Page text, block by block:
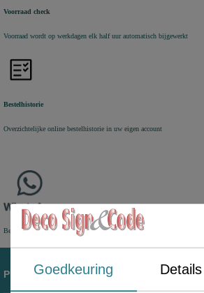
Voorraad check
Voorraad wordt op werkdagen elk half uur automatisch bijgewerkt
Bestelhistorie
Overzichtelijke online bestelhistorie in uw eigen account
Bereikbaar per App
ProductenGoedkeuring Details